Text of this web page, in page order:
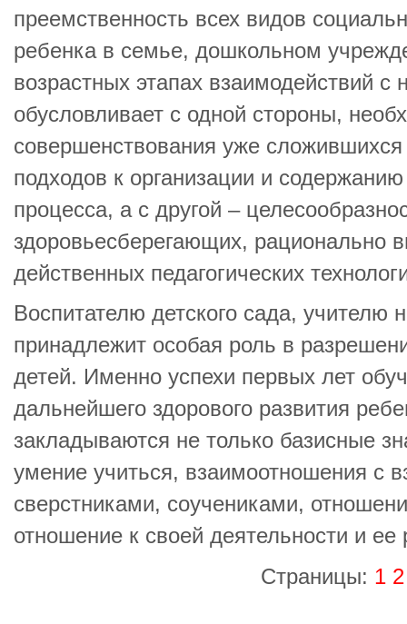
преемственность всех видов
ребенка в семье, дошкольном
возрастных этапах взаимодействий с
обусловливает с одной стороны,
совершенствования уже
подходов к организации и
процесса, а с другой –
здоровьесберегающих, рационально
действенных педагогических
Воспитателю детского сада, учителю
принадлежит особая роль в
детей. Именно успехи первых лет
дальнейшего здорового развития
закладываются не только базисные
умение учиться, взаимоотношения с
сверстниками, соучениками,
отношение к своей деятельности и ее
Страницы: 1 2